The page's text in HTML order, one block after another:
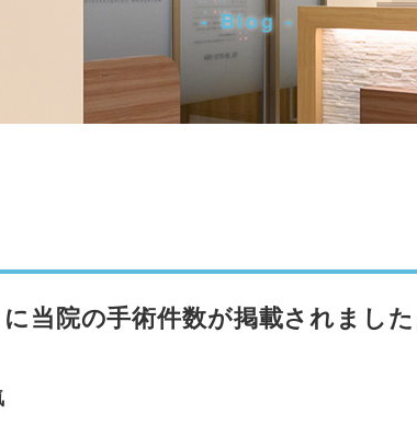
Blog
当院の手術件数が掲載されました